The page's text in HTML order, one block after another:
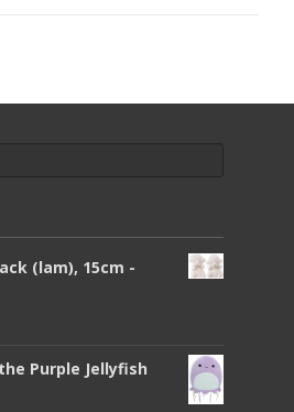
(lam), 15cm -
Purple Jellyfish